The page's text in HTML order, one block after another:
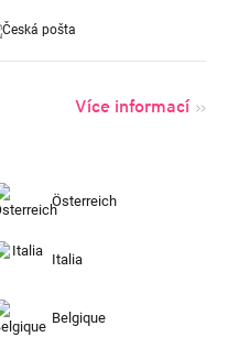
Více informací
Österreich
Italia
Belgique